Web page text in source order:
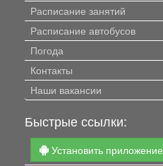
Расписание занятий
Расписание автобусов
Погода
Контакты
Наши вакансии
Быстрые ссылки:
Установить приложение